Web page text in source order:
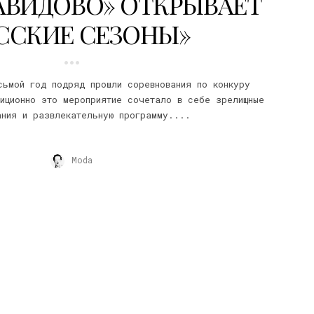
СЕЗОНЫ»
год подряд прошли соревнования по конкуру
это мероприятие сочетало в себе зрелищные
и развлекательную программу....
Moda